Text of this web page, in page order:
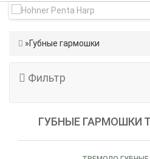
Губные гармошки
Фильтр
ГУБНЫЕ ГАРМОШКИ